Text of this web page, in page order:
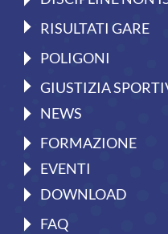
RISULTATI GARE
POLIGONI
GIUSTIZIA
NEWS
FORMAZIONE
EVENTI
DOWNLOAD
FAQ
Il
Archivio